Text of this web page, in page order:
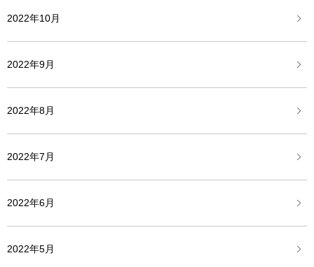
2022年10月
2022年9月
2022年8月
2022年7月
2022年6月
2022年5月